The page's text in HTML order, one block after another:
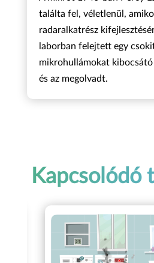
találta fel, véletlenül,
radaralkatrész
laborban felejtett egy
mikrohullámokat
és az megolvadt.
Kapcsolódó